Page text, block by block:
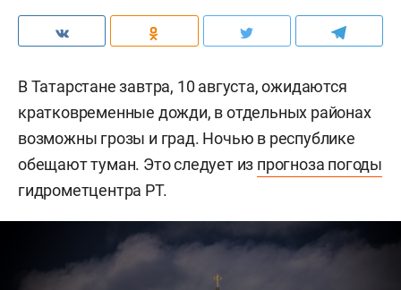
В Татарстане завтра, 10 августа, ожидаются
кратковременные дожди, в отдельных районах
возможны грозы и град. Ночью в республике
обещают туман. Это следует из прогноза погоды
гидрометцентра РТ.